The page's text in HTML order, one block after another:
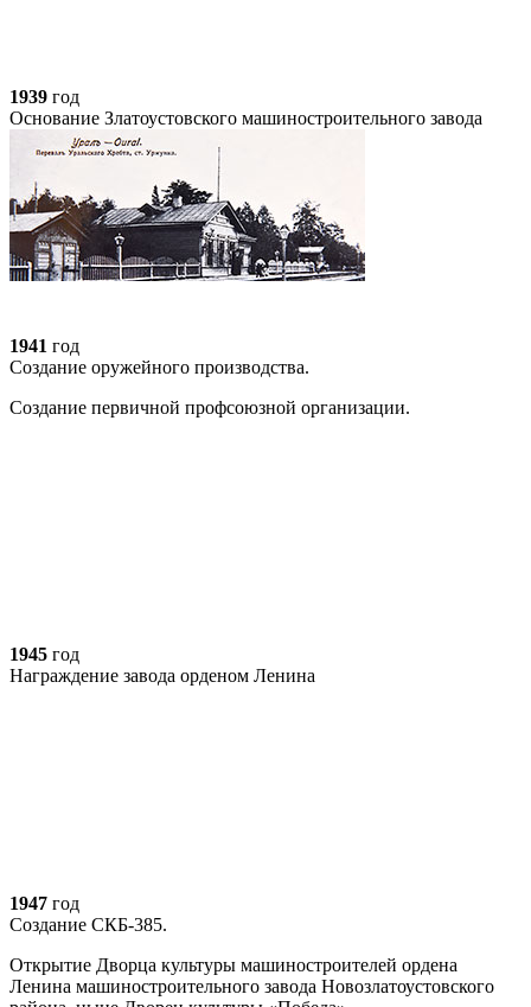
1939 год
Основание Златоустовского машиностроительного завода
1941 год
Создание оружейного производства.
Создание первичной профсоюзной организации.
1945 год
Награждение завода орденом Ленина
1947 год
Создание СКБ-385.
Открытие Дворца культуры машиностроителей ордена
Ленина машиностроительного завода Новозлатоустовского